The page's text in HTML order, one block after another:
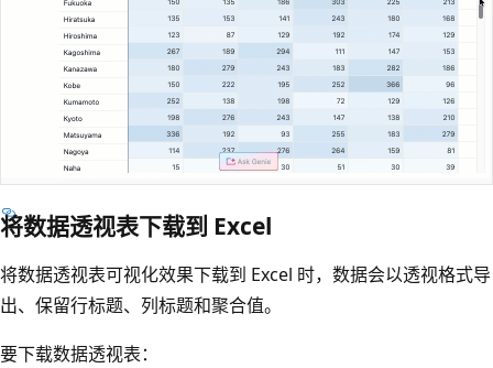
将数据透视表下载到 Excel
将数据透视表可视化效果下载到 Excel 时，数据会以透视格式导
出、保留行标题、列标题和聚合值。
要下载数据透视表：